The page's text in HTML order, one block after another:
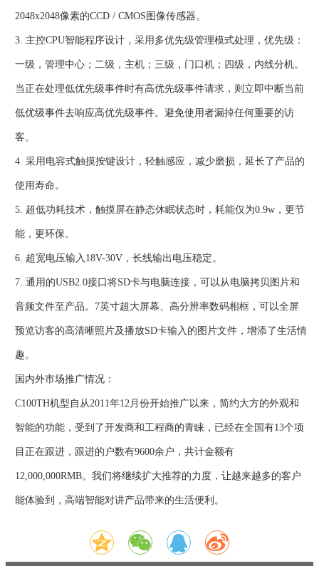
2048x2048像素的CCD / CMOS图像传感器。
3. 主控CPU智能程序设计，采用多优先级管理模式处理，优先级：
一级，管理中心；二级，主机；三级，门口机；四级，内线分机。
当正在处理低优先级事件时有高优先级事件请求，则立即中断当前
低优级事件去响应高优先级事件。避免使用者漏掉任何重要的访
客。
4. 采用电容式触摸按键设计，轻触感应，减少磨损，延长了产品的
使用寿命。
5. 超低功耗技术，触摸屏在静态休眠状态时，耗能仅为0.9w，更节
能，更环保。
6. 超宽电压输入18V-30V，长线输出电压稳定。
7. 通用的USB2.0接口将SD卡与电脑连接，可以从电脑拷贝图片和
音频文件至产品。7英寸超大屏幕、高分辨率数码相框，可以全屏
预览访客的高清晰照片及播放SD卡输入的图片文件，增添了生活情
趣。
国内外市场推广情况：
C100TH机型自从2011年12月份开始推广以来，简约大方的外观和
智能的功能，受到了开发商和工程商的青睐，已经在全国有13个项
目正在跟进，跟进的户数有9600余户，共计金额有
12,000,000RMB。我们将继续扩大推荐的力度，让越来越多的客户
能体验到，高端智能对讲产品带来的生活便利。